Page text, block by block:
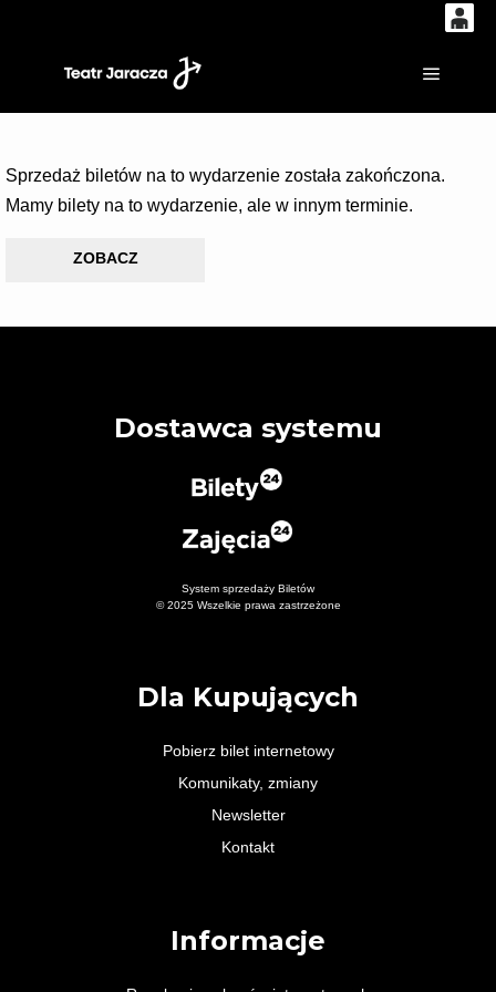
14 53
Sprzedaż biletów na to wydarzenie została zakończona.
Mamy bilety na to wydarzenie, ale w innym terminie.
ZOBACZ
Dostawca systemu
System sprzedaży Biletów
© 2025 Wszelkie prawa zastrzeżone
Dla Kupujących
Pobierz bilet internetowy
Komunikaty, zmiany
Newsletter
Kontakt
Informacje